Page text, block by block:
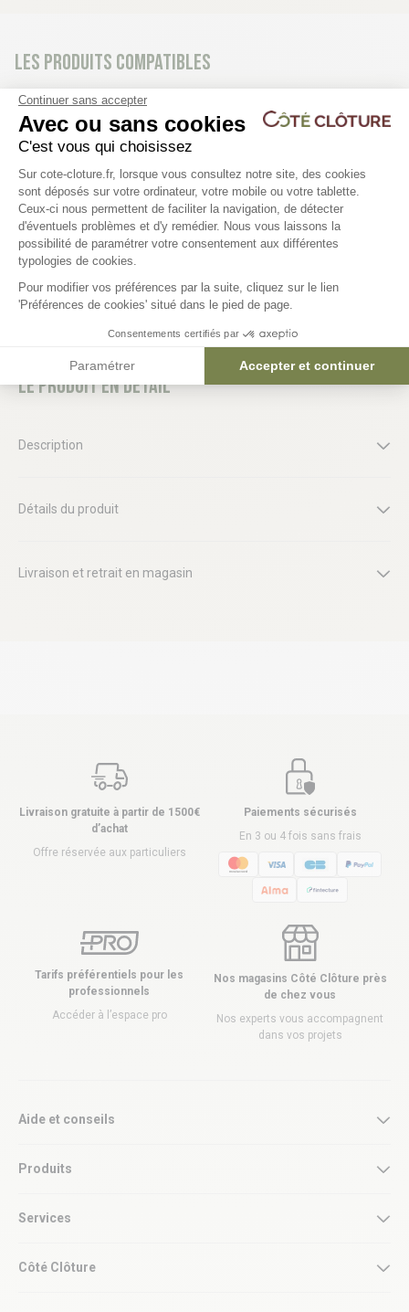
Les produits compatibles
Mètre enrouleur L5m00 x 25mm
Bobine de corde
7,73 €
Le produit en détail
Description
Détails du produit
Livraison et retrait en magasin
Livraison gratuite à partir de 1500€
d’achat
Offre réservée aux particuliers
Paiements sécurisés
En 3 ou 4 fois sans frais
Tarifs préférentiels pour les
professionnels
Accéder à l’espace pro
Nos magasins Côté Clôture près
de chez vous
Nos experts vous accompagnent
dans vos projets
Aide et conseils
Produits
Services
Côté Clôture
Continuer sans accepter
Avec ou sans cookies
C'est vous qui choisissez
Plateforme de Gestion du
Sur cote-cloture.fr, lorsque vous consultez notre site, des cookies
sont déposés sur votre ordinateur, votre mobile ou votre tablette.
Ceux-ci nous permettent de faciliter la navigation, de détecter
d'éventuels problèmes et d'y remédier. Nous vous laissons la
possibilité de paramétrer votre consentement aux différentes
typologies de cookies.
Pour modifier vos préférences par la suite, cliquez sur le lien
'Préférences de cookies' situé dans le pied de page.
Consentements certifiés par
Paramétrer Accepter et continuer
Axeptio consent